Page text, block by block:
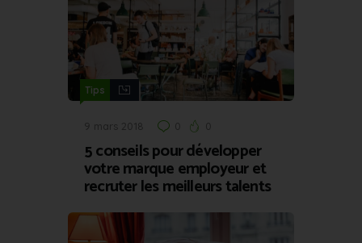
Tips
9 mars 2018 0 0
5 conseils pour développer
votre marque employeur et
recruter les meilleurs talents